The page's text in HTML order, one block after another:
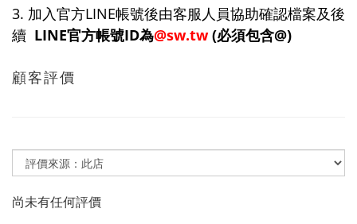
3. 加入官方LINE帳號後由客服人員協助確認檔案及後
續 LINE官方帳號ID為@sw.tw(必須包含@)
顧客評價
尚未有任何評價